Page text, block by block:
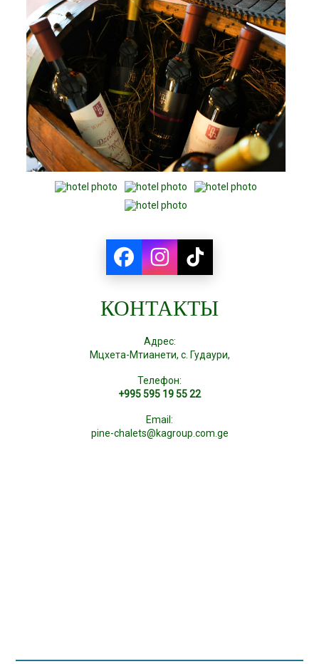
КОНТАКТЫ
Адрес:
Мцхета-Мтианети, с. Гудаури,
Телефон:
+995 595 19 55 22
Email:
pine-chalets@kagroup.com.ge